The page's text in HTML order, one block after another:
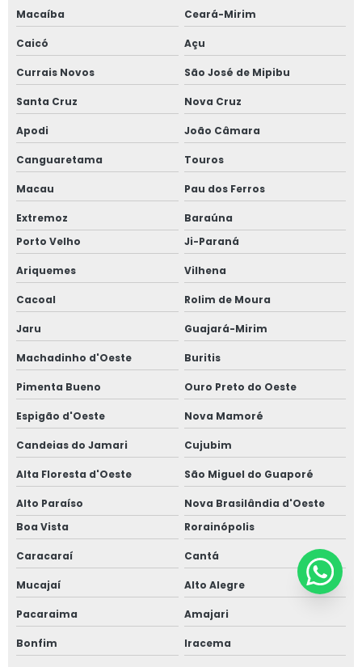
Macaíba Ceará-Mirim
Caicó Açu
Currais Novos São José de Mipibu
Santa Cruz Nova Cruz
Apodi João Câmara
Canguaretama Touros
Macau Pau dos Ferros
Extremoz
Baraúna
Porto Velho
Ji-Paraná
Ariquemes Vilhena
Cacoal Rolim de Moura
Jaru Guajará-Mirim
Machadinho d'Oeste Buritis
Pimenta Bueno Ouro Preto do Oeste
Espigão d'Oeste Nova Mamoré
Candeias do Jamari Cujubim
Alta Floresta d'Oeste São Miguel do Guaporé
Alto Paraíso
Nova Brasilândia d'Oeste
Boa Vista
Rorainópolis
Caracaraí Cantá
Mucajaí Alto Alegre
Pacaraima Amajari
Bonfim Iracema